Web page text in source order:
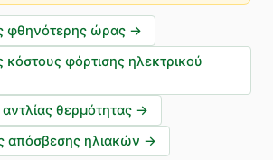
φθηνότερης ώρας →
κόστους φόρτισης ηλεκτρικού
θερμότητας →
απόσβεσης ηλιακών →